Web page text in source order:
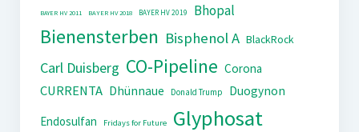
BAYER HV 2011 BAYER HV 2018 BAYER HV 2019 Bhopal
Bienensterben Bisphenol A BlackRock
Carl Duisberg CO-Pipeline Corona
CURRENTA Dhünnaue Donald Trump
Duogynon
Endosulfan
Fridays for Future Glyphosat